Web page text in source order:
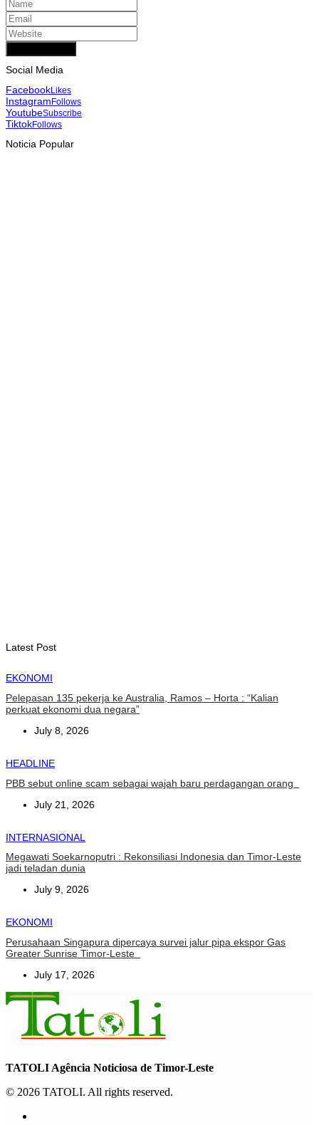
Social Media
FacebookLikes
InstagramFollows
YoutubeSubscribe
TiktokFollows
Noticia Popular
Latest Post
EKONOMI
Pelepasan 135 pekerja ke Australia, Ramos – Horta : “Kalian
perkuat ekonomi dua negara”
July 8, 2026
HEADLINE
PBB sebut online scam sebagai wajah baru perdagangan orang
July 21, 2026
INTERNASIONAL
Megawati Soekarnoputri : Rekonsiliasi Indonesia dan Timor-Leste
jadi teladan dunia
July 9, 2026
EKONOMI
Perusahaan Singapura dipercaya survei jalur pipa ekspor Gas
Greater Sunrise Timor-Leste
July 17, 2026
TATOLI Agência Noticiosa de Timor-Leste
© 2026 TATOLI. All rights reserved.